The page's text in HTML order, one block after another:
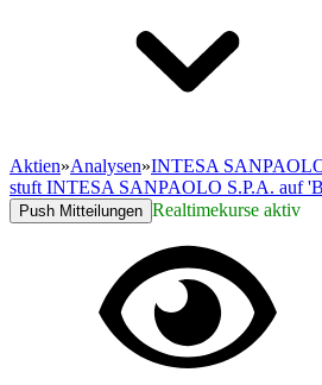
Aktien»Analysen»INTESA
stuft INTESA SANPAOLO S.P.A. auf
Push Mitteilungen Realtimekurse aktiv